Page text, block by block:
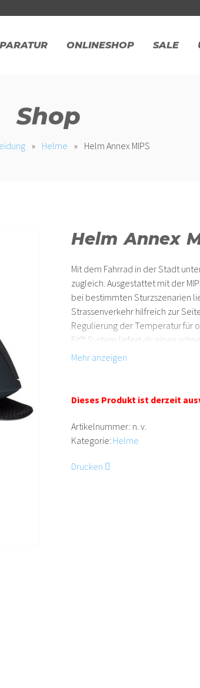
ONLINESHOP SALE
Shop
» Helme » Helm Annex MIPS
Helm Annex
Mit dem Fahrrad in der Stadt
zugleich. Ausgestattet mit der
bei bestimmten Sturzszenarien
Strassenverkehr hilfreich zur
Regulierung der Temperatur für
Fit™ System liefert dir einen
technische Raffinessen sind
Dieses Produkt ist derzeit
Artikelnummer: n. v.
Kategorie: Helme
Drucken